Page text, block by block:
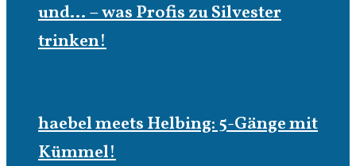
und… – was Profis zu Silvester
trinken!
haebel meets Helbing: 5-Gänge mit
Kümmel!